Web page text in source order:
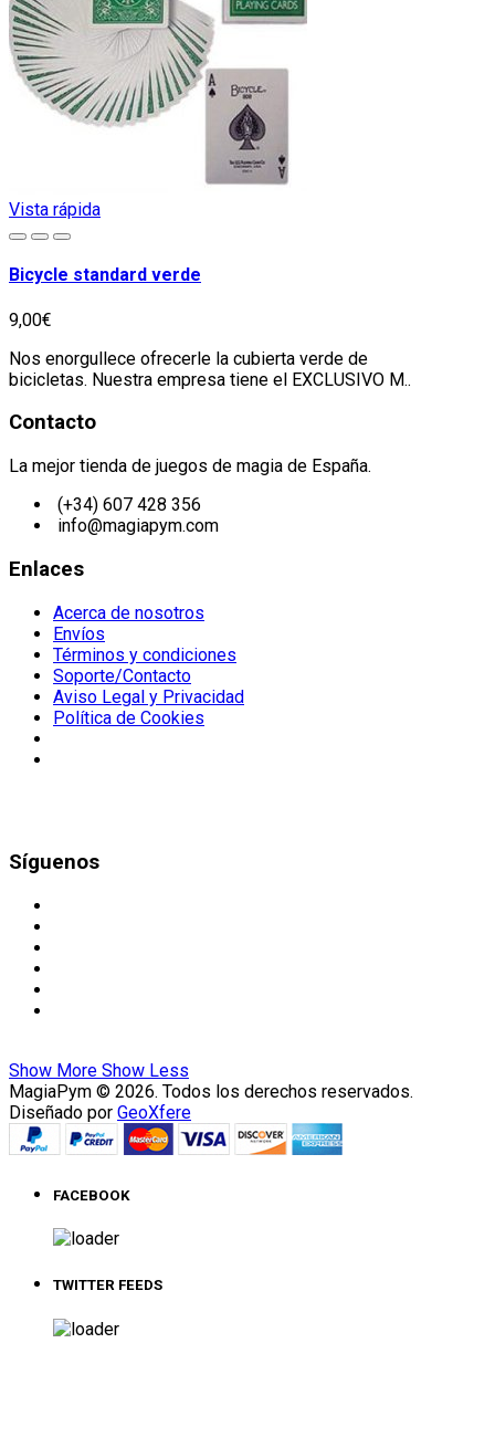
Vista rápida
Bicycle standard verde
9,00€
Nos enorgullece ofrecerle la cubierta verde de
bicicletas. Nuestra empresa tiene el EXCLUSIVO M..
Contacto
La mejor tienda de juegos de magia de España.
(+34) 607 428 356
info@magiapym.com
Enlaces
Acerca de nosotros
Envíos
Términos y condiciones
Soporte/Contacto
Aviso Legal y Privacidad
Política de Cookies
Síguenos
Show More Show Less
MagiaPym © 2026. Todos los derechos reservados.
Diseñado por GeoXfere
FACEBOOK
TWITTER FEEDS